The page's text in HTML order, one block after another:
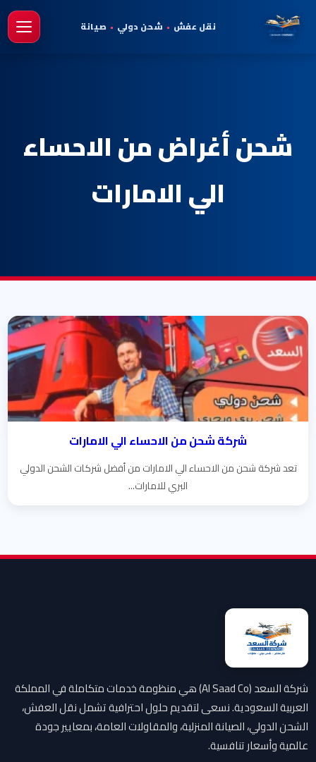
نقل عفش • شحن دولي • صيانة
شحن أغراض من الاحساء
الي الامارات
شركة شحن من الاحساء الي الامارات
تعد شركة شحن من الاحساء الي الامارات من أفضل شركات الشحن الدولي
البري للامارات...
شركة السعد (Al Saad Co) هي منظومة خدمات متكاملة في المملكة
العربية السعودية. نسعى لتقديم حلول احترافية تشمل نقل العفش،
الشحن الدولي، الصيانة المنزلية، والمقاولات العامة، بمعايير جودة
عالمية وأسعار تنافسية.